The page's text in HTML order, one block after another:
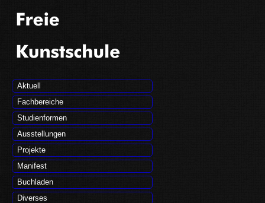
Aktuell
Fachbereiche
Studienformen
Ausstellungen
Projekte
Manifest
Buchladen
Diverses